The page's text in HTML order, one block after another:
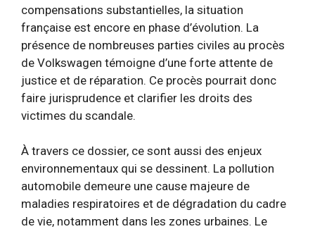
compensations substantielles, la situation
française est encore en phase d’évolution. La
présence de nombreuses parties civiles au procès
de Volkswagen témoigne d’une forte attente de
justice et de réparation. Ce procès pourrait donc
faire jurisprudence et clarifier les droits des
victimes du scandale.
À travers ce dossier, ce sont aussi des enjeux
environnementaux qui se dessinent. La pollution
automobile demeure une cause majeure de
maladies respiratoires et de dégradation du cadre
de vie, notamment dans les zones urbaines. Le